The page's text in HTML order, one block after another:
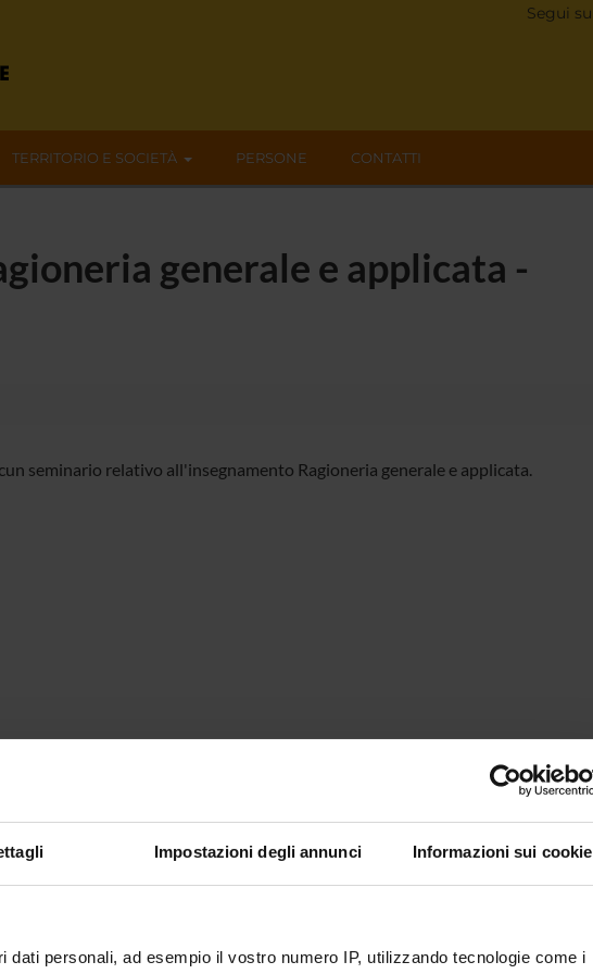
Impostazioni degli annunci Informazioni sui cookie
dati personali, ad esempio il vostro numero IP, utilizzando tecnologie come i
Segui su
TERRITORIO E SOCIETÀ PERSONE CONTATTI
generale e applicata -
seminario relativo all'insegnamento Ragioneria generale e applicata.